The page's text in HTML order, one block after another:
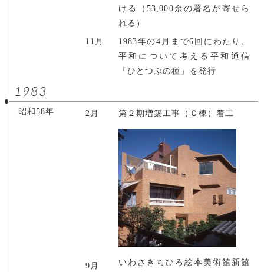
ける（53,000余の署名が寄せら
れる）
11月
1983年の4月まで6回にわたり、
平和について考える平和通信
「ひとつぶの種」を発行
1983
昭和58年 2月 第２期増築工事（Ｃ棟）着工
9月
いわさきちひろ絵本美術館新館